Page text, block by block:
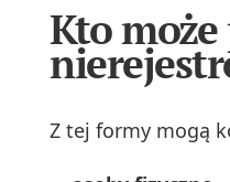
Kto
Z tej formy mogą